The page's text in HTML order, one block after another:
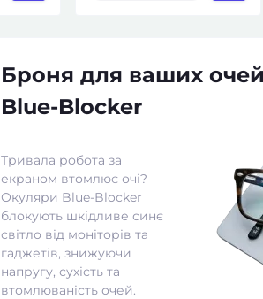
Броня для ваших
Blue-Blocker
Тривала робота за
екраном втомлює очі?
Окуляри Blue-Blocker
блокують шкідливе синє
світло від моніторів та
гаджетів, знижуючи
напругу, сухість та
втомлюваність очей.